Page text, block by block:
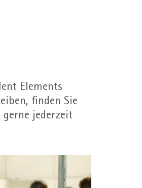
Elements
finden Sie
gerne jederzeit